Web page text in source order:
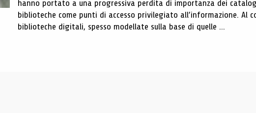
hanno portato a una progressiva perdita di importanza dei
biblioteche come punti di accesso privilegiato all’informazione. Al
biblioteche digitali, spesso modellate sulla base di quelle ...